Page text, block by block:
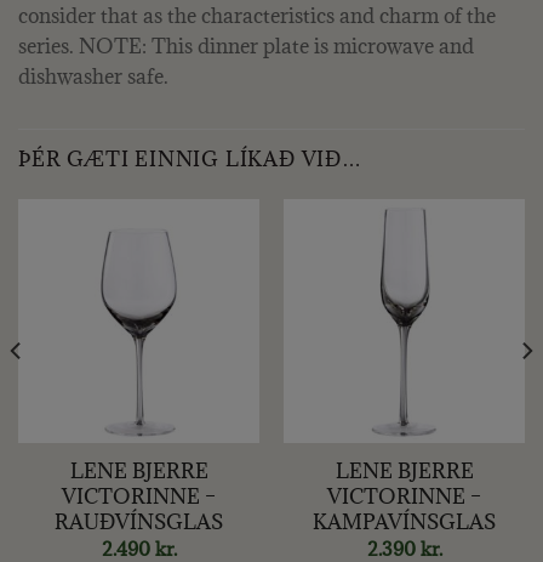
consider that as the characteristics and charm of the
series. NOTE: This dinner plate is microwave and
dishwasher safe.
ÞÉR GÆTI EINNIG LÍKAÐ VIÐ…
LENE BJERRE
VICTORINNE –
RAUÐVÍNSGLAS
2.490 kr.
LENE BJERRE
VICTORINNE –
KAMPAVÍNSGLAS
2.390 kr.